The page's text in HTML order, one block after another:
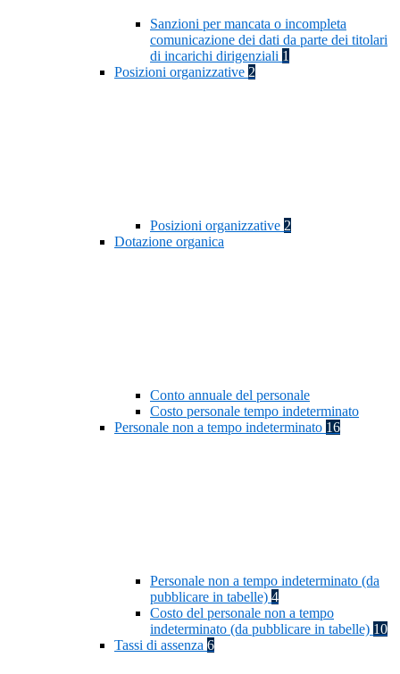
Sanzioni per mancata o incompleta
comunicazione dei dati da parte dei titolari
di incarichi dirigenziali 1
Posizioni organizzative 2
Posizioni organizzative 2
Dotazione organica
Conto annuale del personale
Costo personale tempo indeterminato
Personale non a tempo indeterminato 16
Personale non a tempo indeterminato (da
pubblicare in tabelle) 4
Costo del personale non a tempo
indeterminato (da pubblicare in tabelle) 10
Tassi di assenza 6